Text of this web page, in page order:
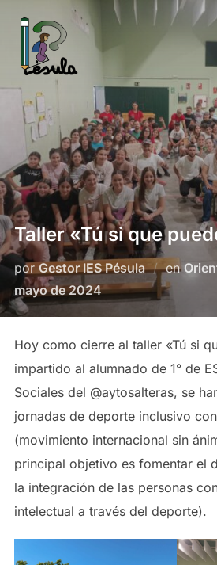
contenido
Taller «Tú si que
por Gestor IES Pésula en
mayo de 2024
Hoy como cierre al taller «Tú si
impartido al alumnado de 1° de
Sociales del @aytosalteras, se
jornadas de deporte inclusivo
(movimiento internacional sin
principal objetivo es fomentar el
la integración de las personas
intelectual a través del deporte).